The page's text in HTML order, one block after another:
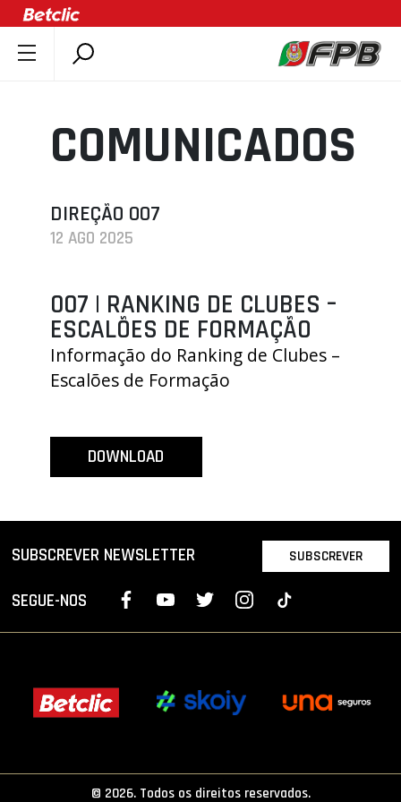
DOCUMENTOS
ÚLTIMAS
ASSOCIAÇÕES
CLUBES
AGENDA
SELEÇÕES
MINIBASQUETE
ÁREA TÉCNICA
LIGA BETCLIC MASCULINA
COMUNICADOS
DIREÇÃO 007
12 AGO 2025
007 | RANKING DE CLUBES –
ESCALÕES DE FORMAÇÃO
Informação do Ranking de Clubes –
Escalões de Formação
DOWNLOAD
SUBSCREVER NEWSLETTER SUBSCREVER
SEGUE-NOS
© 2026. Todos os direitos reservados.